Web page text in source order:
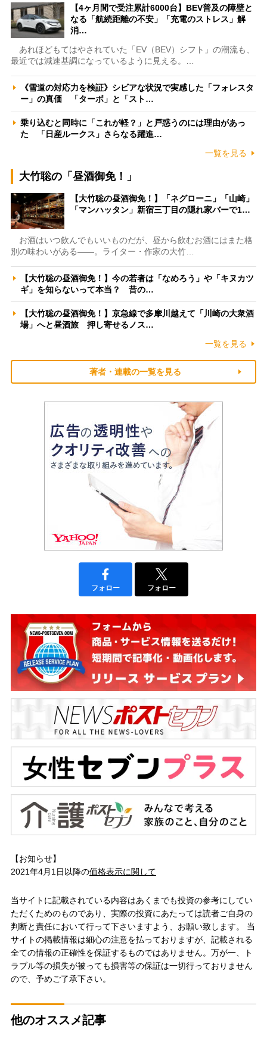
【4ヶ月間で受注累計6000台】BEV普及の障壁と
なる「航続距離の不安」「充電のストレス」解
消…
あれほどもてはやされていた「EV（BEV）シフト」の潮流も、
最近では減速基調になっているように見える。…
《雪道の対応力を検証》シビアな状況で実感した「フォレスタ
ー」の真価 「ターボ」と「スト…
乗り込むと同時に「これが軽？」と戸惑うのには理由があっ
た 「日産ルークス」さらなる躍進…
一覧を見る
大竹聡の「昼酒御免！」
【大竹聡の昼酒御免！】「ネグローニ」「山崎」
「マンハッタン」新宿三丁目の隠れ家バーで1…
お酒はいつ飲んでもいいものだが、昼から飲むお酒にはまた格
別の味わいがある――。ライター・作家の大竹…
【大竹聡の昼酒御免！】今の若者は「なめろう」や「キヌカツ
ギ」を知らないって本当？ 昔の…
【大竹聡の昼酒御免！】京急線で多摩川越えて「川崎の大衆酒
場」へと昼酒旅 押し寄せるノス…
一覧を見る
著者・連載の一覧を見る
フォロー フォロー
【お知らせ】
2021年4月1日以降の価格表示に関して
当サイトに記載されている内容はあくまでも投資の参考にしてい
ただくためのものであり、実際の投資にあたっては読者ご自身の
判断と責任において行って下さいますよう、お願い致します。 当
サイトの掲載情報は細心の注意を払っておりますが、記載される
全ての情報の正確性を保証するものではありません。万が一、ト
ラブル等の損失が被っても損害等の保証は一切行っておりません
ので、予めご了承下さい。
他のオススメ記事